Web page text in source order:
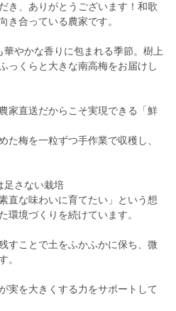
き、ありがとうございます！和歌
き合っている農家です。
やかな香りに包まれる季節。樹上
っくらと大きな南高梅をお届けし
家直送だからこそ実現できる「鮮
た梅を一粒ずつ手作業で収穫し、
足さない栽培
直な味わいに育てたい」という想
環境づくりを続けています。
すことで土をふかふかに保ち、微
。
実を大きくする力をサポートして